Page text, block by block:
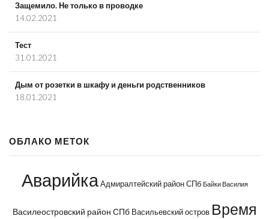
Защемило. Не только в проводке
14.02.2021
Тест
31.01.2021
Дым от розетки в шкафу и деньги родственников
18.01.2021
ОБЛАКО МЕТОК
Аварийка Адмиралтейский район СПб Байки Василия
Василеостровский район СПб Васильевский остров Время